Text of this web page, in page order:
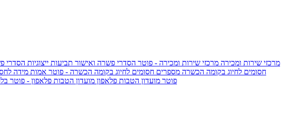
מרכזי שירות ומכירה מרכזי שירות ומכירה - פוטר הסדרי פשרה ואישור תביעות ייצוגיות הסדרי
חסומים לחיוג בקומה הכשרה מספרים חסומים לחיוג בקומה הכשרה - פוטר אמות מידה
IsraelieSIM by Pelephone - פוטר מועדון הטבות פלאפון מועדון הטבות פלאפון - פוטר